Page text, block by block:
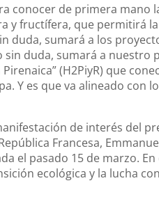
conocer de primera mano
y fructífera, que permitirá
duda, sumará a los
duda, sumará a nuestro
(H2PiyR) que
Y es que va alineado con
de interés del
Francesa,
el pasado 15 de marzo.
ecológica y la lucha